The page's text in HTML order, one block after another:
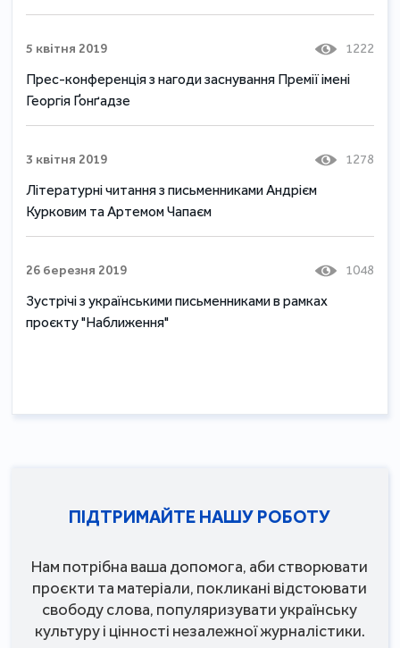
5 квітня 2019 1222
Прес-конференція з нагоди заснування Премії імені
Георгія Ґонґадзе
3 квітня 2019 1278
Літературні читання з письменниками Андрієм
Курковим та Артемом Чапаєм
26 березня 2019 1048
Зустрічі з українськими письменниками в рамках
проєкту "Наближення"
ПІДТРИМАЙТЕ НАШУ РОБОТУ
Нам потрібна ваша допомога, аби створювати
проєкти та матеріали, покликані відстоювати
свободу слова, популяризувати українську
культуру і цінності незалежної журналістики.